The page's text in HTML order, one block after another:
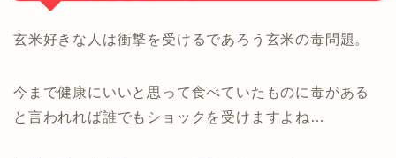
玄米好きな人は衝撃を受けるであろう玄米の毒問題。
今まで健康にいいと思って食べていたものに毒がある
と言われれば誰でもショックを受けますよね…